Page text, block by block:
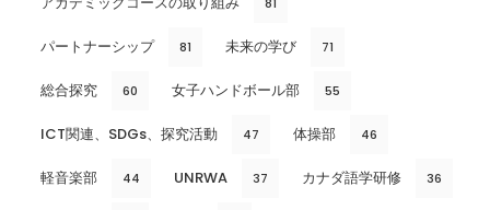
81
パートナーシップ 81 未来の学び 71
総合探究 60 女子ハンドボール部 55
ICT関連、SDGs、探究活動 47 体操部 46
軽音楽部 44 UNRWA 37 カナダ語学研修 36